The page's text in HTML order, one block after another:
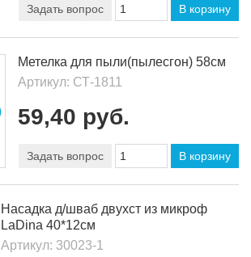
Задать вопрос В корзину
Метелка для пыли(пылесгон) 58см
Артикул: СТ-1811
59,40 руб.
Задать вопрос В корзину
Насадка д/шваб двухст из микроф
LaDina 40*12см
Артикул: 30023-1